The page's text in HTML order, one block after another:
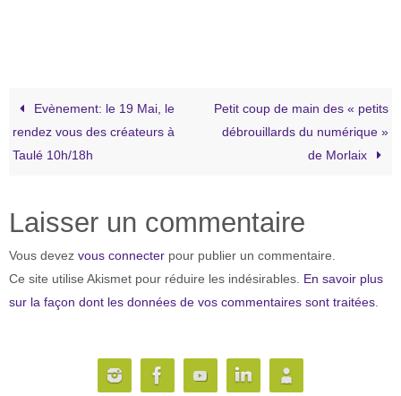
Evènement: le 19 Mai, le
rendez vous des créateurs à
Taulé 10h/18h
Petit coup de main des « petits
débrouillards du numérique »
de Morlaix
Laisser un commentaire
Vous devez vous connecter pour publier un commentaire.
Ce site utilise Akismet pour réduire les indésirables. En savoir plus
sur la façon dont les données de vos commentaires sont traitées